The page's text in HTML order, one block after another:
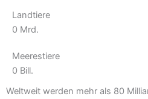
Landtiere
0 Mrd.
Meerestiere
0 Bill.
Weltweit werden mehr als 80